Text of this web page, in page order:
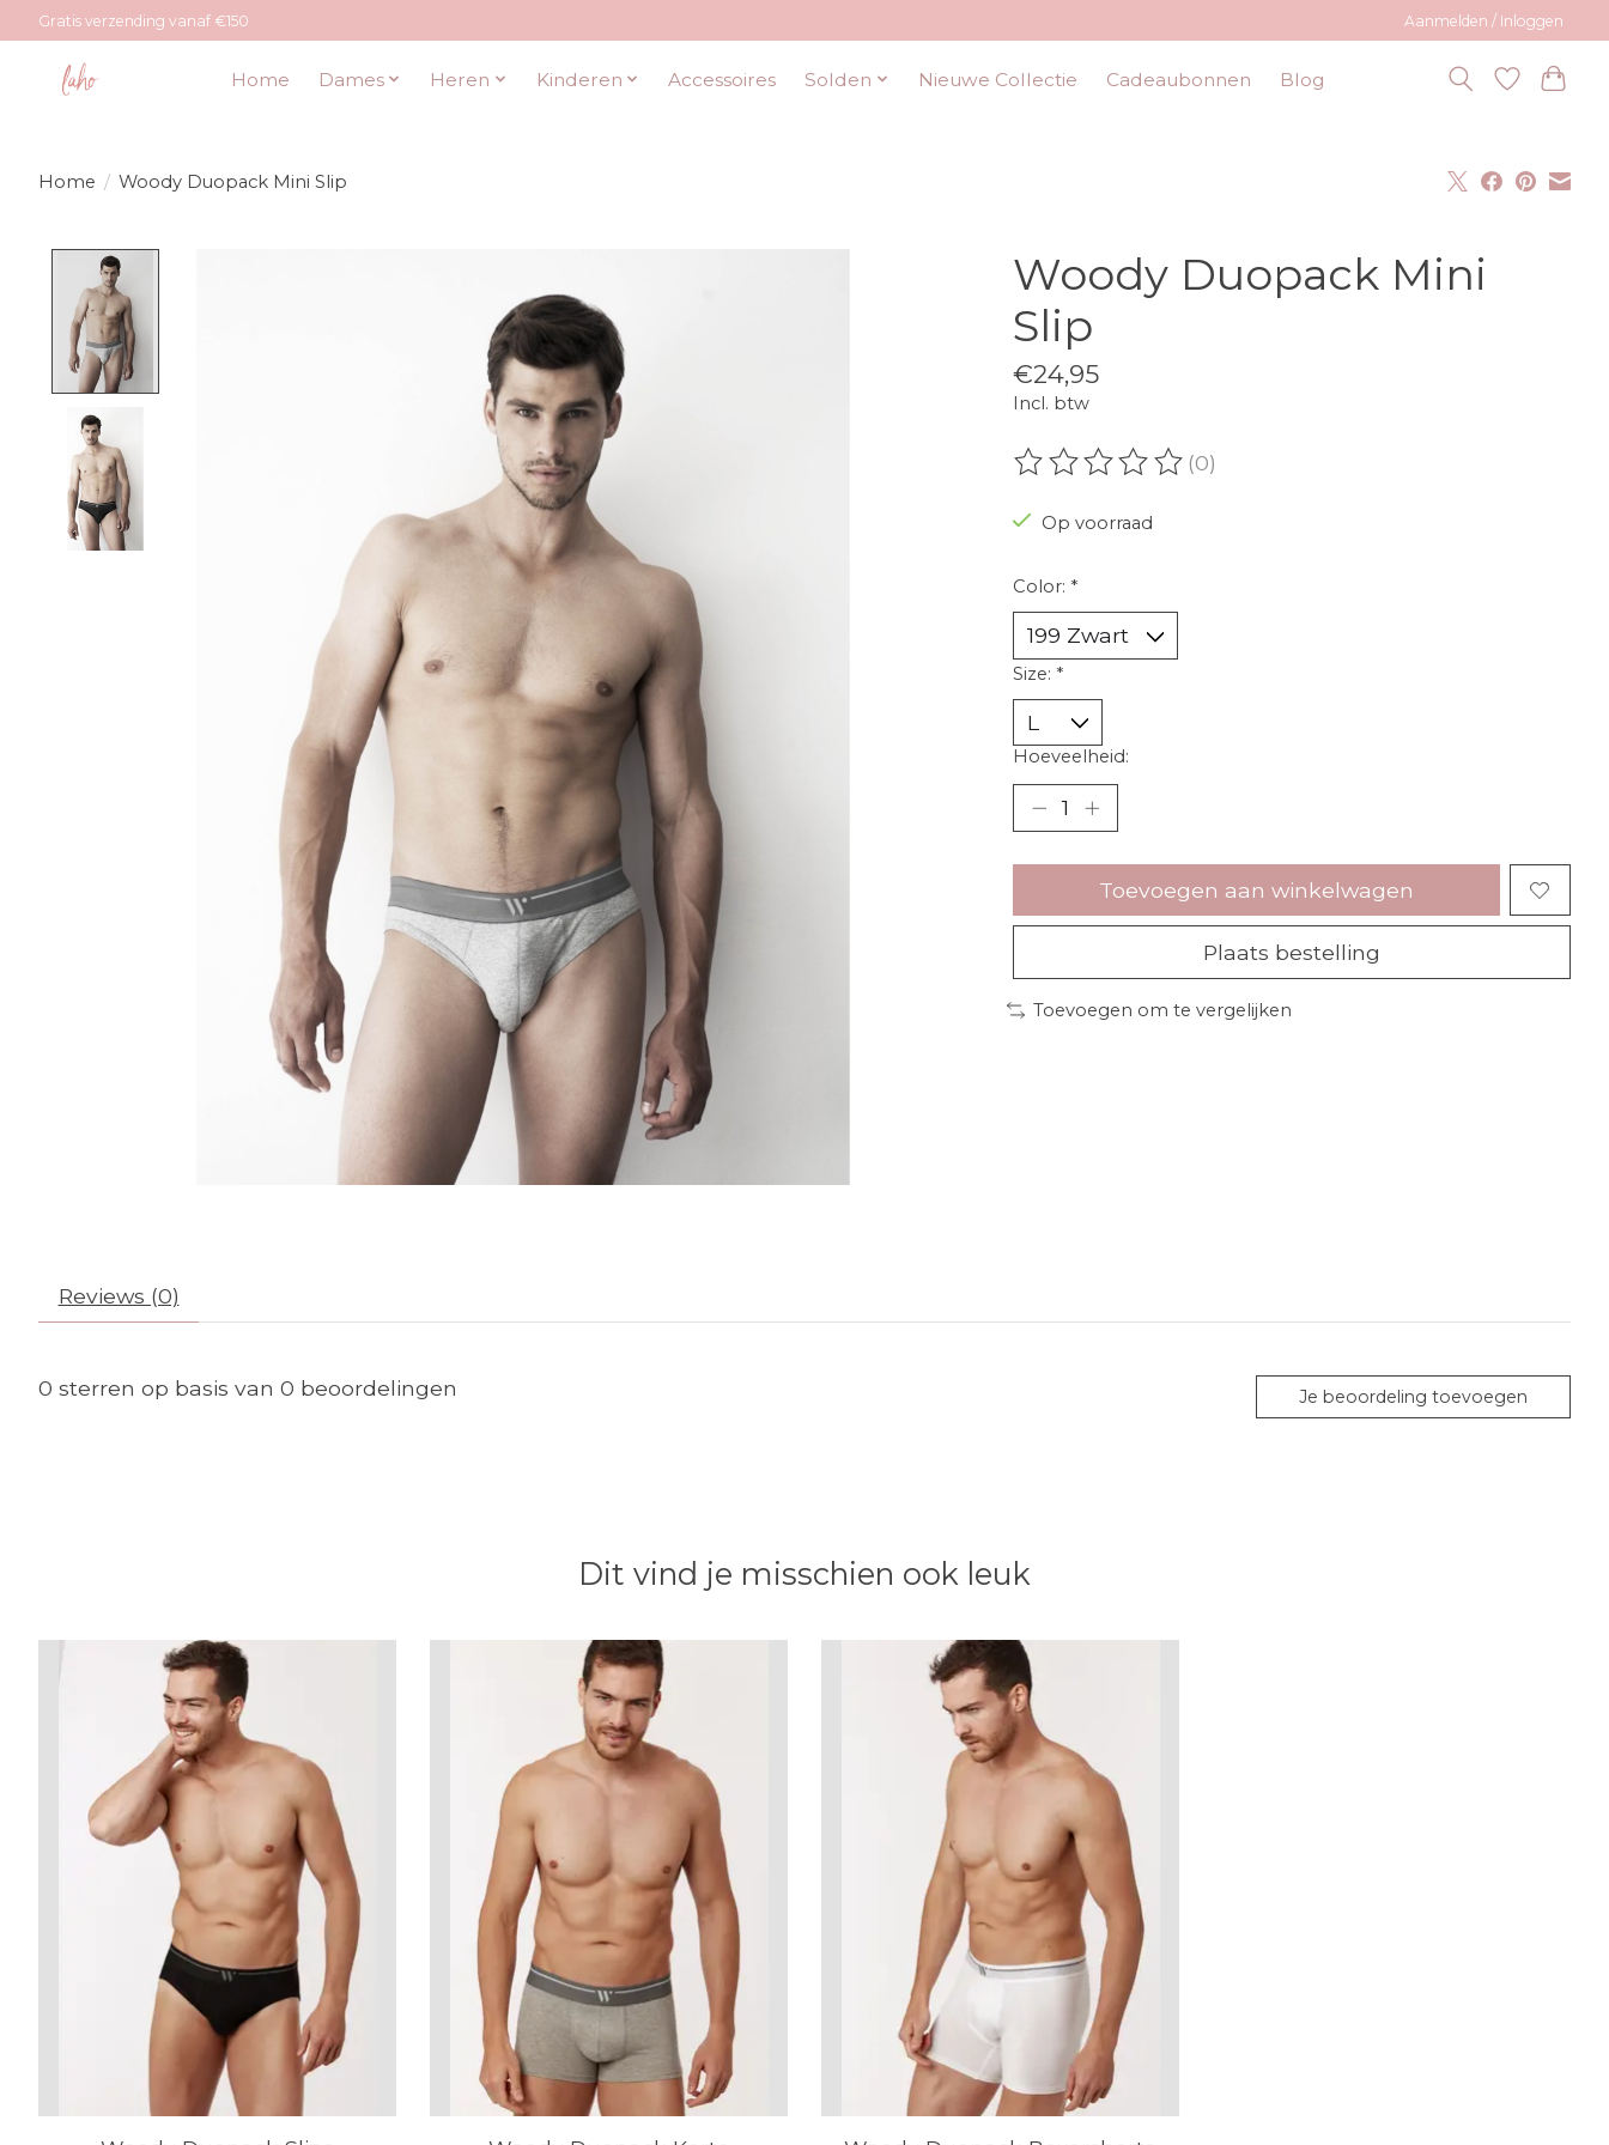
Gratis verzending vanaf €150 Aanmelden / Inloggen
Home Dames Heren Kinderen Accessoires Solden Nieuwe Collectie Cadeaubonnen Blog
Home / Woody Duopack Mini Slip
Woody Duopack Mini
Slip
€24,95
Incl. btw
De beoordeling van dit product is
(0)
Op voorraad
Color: *
Size: *
Hoeveelheid:
Toevoegen aan winkelwagen
Plaats bestelling
Toevoegen om te vergelijken
Reviews (0)
0 sterren op basis van 0 beoordelingen Je beoordeling toevoegen
Dit vind je misschien ook leuk
Items van productcarrousel